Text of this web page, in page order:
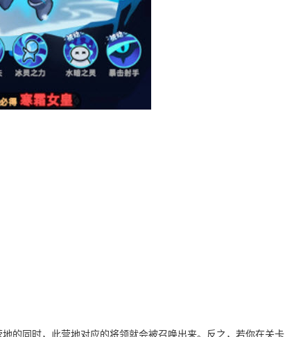
的同时，此营地对应的将领就会被召唤出来。反之，若你在关卡